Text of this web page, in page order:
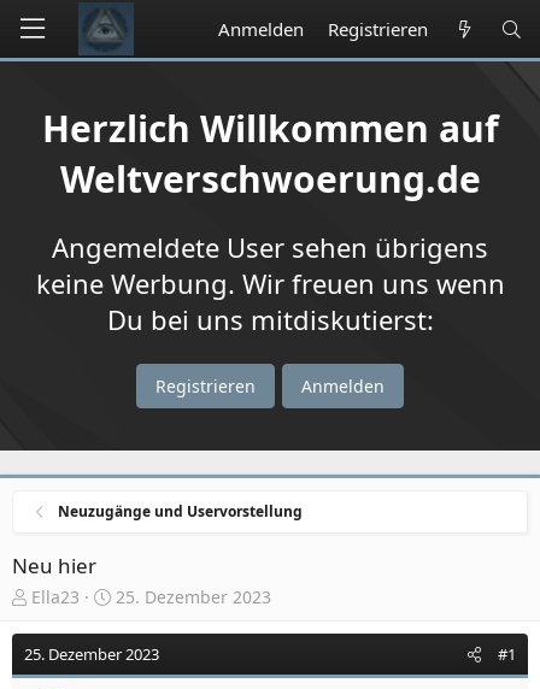
Anmelden Registrieren
Herzlich Willkommen auf
Weltverschwoerung.de
Angemeldete User sehen übrigens
keine Werbung. Wir freuen uns wenn
Du bei uns mitdiskutierst:
Registrieren Anmelden
Neuzugänge und Uservorstellung
Neu hier
E
s
t
Ella23
E
s
t
25. Dezember 2023
25. Dezember 2023 #1